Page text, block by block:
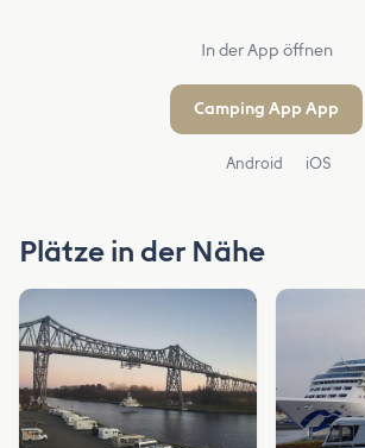
In der App öffnen
Camping App App
Android iOS
Plätze in der Nähe